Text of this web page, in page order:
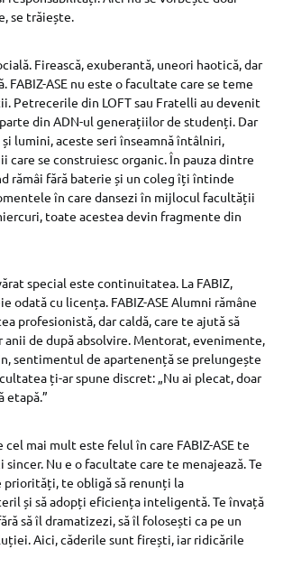
se trăiește.
Firească, exuberantă, uneori haotică, dar
FABIZ-ASE nu este o facultate care se teme
Petrecerile din LOFT sau Fratelli au devenit
din ADN-ul generațiilor de studenți. Dar
lumini, aceste seri înseamnă întâlniri,
care se construiesc organic. În pauza dintre
rămâi fără baterie și un coleg îți întinde
în care dansezi în mijlocul facultății
toate acestea devin fragmente din
special este continuitatea. La FABIZ,
odată cu licența. FABIZ-ASE Alumni rămâne
profesionistă, dar caldă, care te ajută să
anii de după absolvire. Mentorat, evenimente,
sentimentul de apartenență se prelungește
ți-ar spune discret: „Nu ai plecat, doar
etapă.”
cel mai mult este felul în care FABIZ-ASE te
sincer. Nu e o facultate care te menajează. Te
priorități, te obligă să renunți la
și să adopți eficiența inteligentă. Te învață
să îl dramatizezi, să îl folosești ca pe un
Aici, căderile sunt firești, iar ridicările